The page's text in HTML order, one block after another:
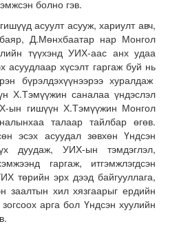
болно гэв.
асуулт асууж, хариулт авч,
Д.Мөнхбаатар нар Монгол
түүхэнд УИХ-аас анх удаа
асуудлаар хүсэлт гаргаж буй нь
бүрэлдэхүүнээрээ хуралдаж
Х.Тэмүүжин саналаа үндэслэл
ын гишүүн Х.Тэмүүжин Монгол
талаар тайлбар өгөв.
эсэх асуудал зөвхөн Үндсэн
дуудаж, УИХ-ын тэмдэглэл,
гаргаж, итгэмжлэгдсэн
төрийн эрх дээд байгууллага,
заалтын хил хязгаарыг ердийн
арга бол Үндсэн хуулийн